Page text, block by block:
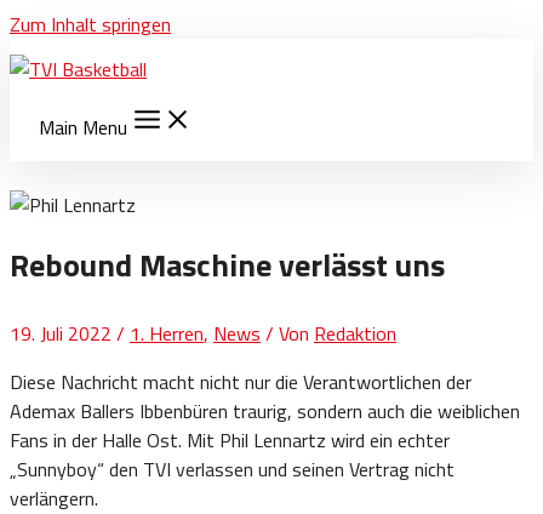
Zum Inhalt springen
Main Menu
Rebound Maschine verlässt uns
19. Juli 2022 / 1. Herren, News / Von Redaktion
Diese Nachricht macht nicht nur die Verantwortlichen der
Ademax Ballers Ibbenbüren traurig, sondern auch die weiblichen
Fans in der Halle Ost. Mit Phil Lennartz wird ein echter
„Sunnyboy“ den TVI verlassen und seinen Vertrag nicht
verlängern.